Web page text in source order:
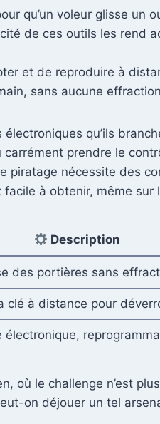
qu’un voleur glisse un
de ces outils les rend
et de reproduire à
sans aucune
qu’ils
prendre le
piratage nécessite des
facile à obtenir, même
Description
des portières sans
clé à distance pour
électronique,
où le challenge n’est
on déjouer un tel